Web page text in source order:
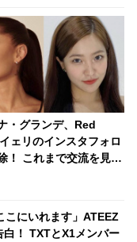
・グランデ、Red
ェリのインスタフォロ
！ これまで交流を見せ
こにいれます」ATEEZ
！ TXTとX1メンバー